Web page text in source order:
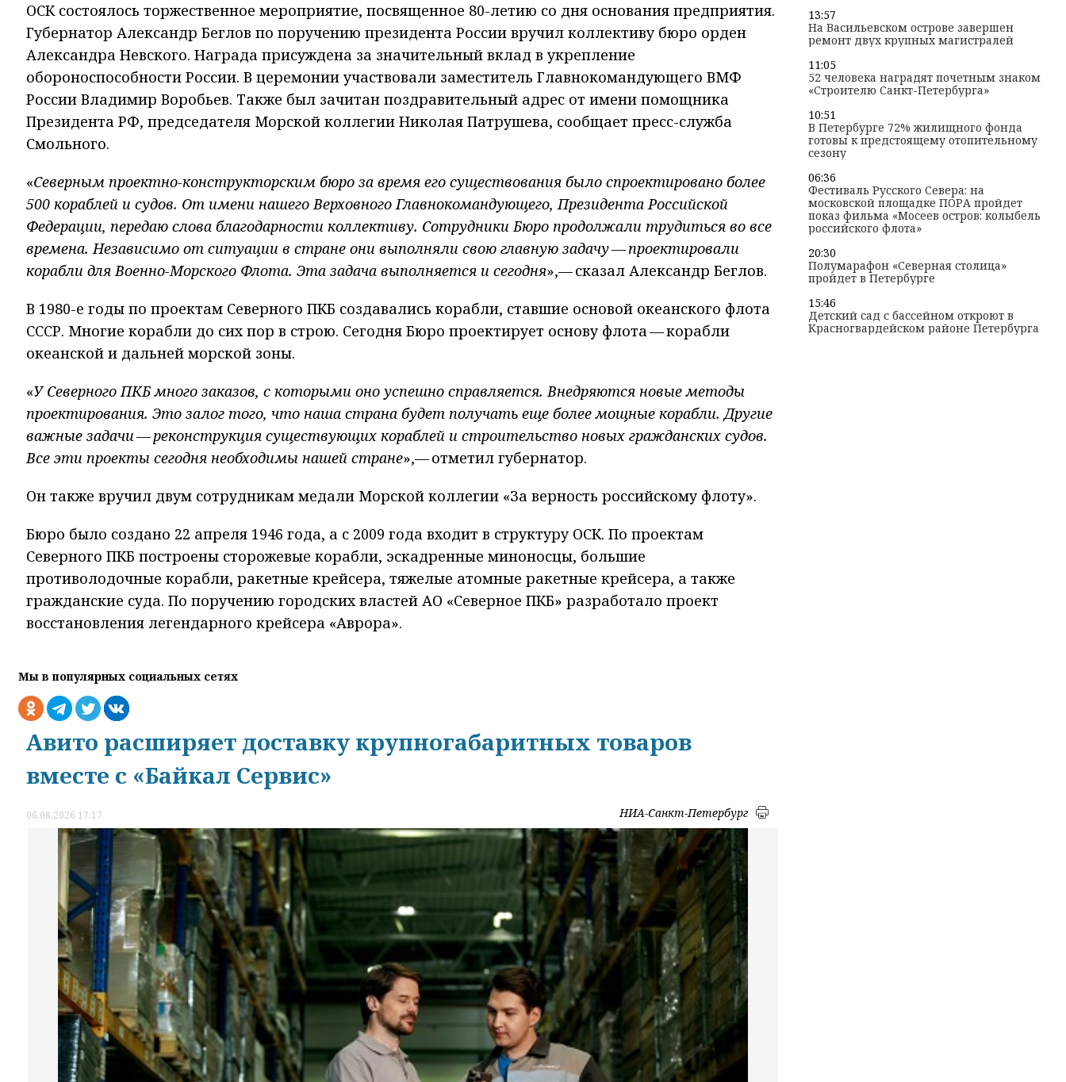
ОСК состоялось торжественное мероприятие, посвященное 80-летию со дня основания предприятия.
Губернатор Александр Беглов по поручению президента России вручил коллективу бюро орден
Александра Невского. Награда присуждена за значительный вклад в укрепление
обороноспособности России. В церемонии участвовали заместитель Главнокомандующего ВМФ
России Владимир Воробьев. Также был зачитан поздравительный адрес от имени помощника
Президента РФ, председателя Морской коллегии Николая Патрушева, сообщает пресс-служба
Смольного.
«Северным проектно-конструкторским бюро за время его существования было спроектировано более
500 кораблей и судов. От имени нашего Верховного Главнокомандующего, Президента Российской
Федерации, передаю слова благодарности коллективу. Сотрудники Бюро продолжали трудиться во все
времена. Независимо от ситуации в стране они выполняли свою главную задачу — проектировали
корабли для Военно-Морского Флота. Эта задача выполняется и сегодня»,— сказал Александр Беглов.
В 1980-е годы по проектам Северного ПКБ создавались корабли, ставшие основой океанского флота
СССР. Многие корабли до сих пор в строю. Сегодня Бюро проектирует основу флота — корабли
океанской и дальней морской зоны.
«У Северного ПКБ много заказов, с которыми оно успешно справляется. Внедряются новые методы
проектирования. Это залог того, что наша страна будет получать еще более мощные корабли. Другие
важные задачи — реконструкция существующих кораблей и строительство новых гражданских судов.
Все эти проекты сегодня необходимы нашей стране»,— отметил губернатор.
Он также вручил двум сотрудникам медали Морской коллегии «За верность российскому флоту».
Бюро было создано 22 апреля 1946 года, а с 2009 года входит в структуру ОСК. По проектам
Северного ПКБ построены сторожевые корабли, эскадренные миноносцы, большие
противолодочные корабли, ракетные крейсера, тяжелые атомные ракетные крейсера, а также
гражданские суда. По поручению городских властей АО «Северное ПКБ» разработало проект
восстановления легендарного крейсера «Аврора».
Мы в популярных социальных сетях
Авито расширяет доставку крупногабаритных товаров
вместе с «Байкал Сервис»
06.08.2026 17:17 НИА-Санкт-Петербург
13:57
На Васильевском острове завершен
ремонт двух крупных магистралей
11:05
52 человека наградят почетным знаком
«Строителю Санкт-Петербурга»
10:51
В Петербурге 72% жилищного фонда
готовы к предстоящему отопительному
сезону
06:36
Фестиваль Русского Севера: на
московской площадке ПОРА пройдет
показ фильма «Мосеев остров: колыбель
российского флота»
20:30
Полумарафон «Северная столица»
пройдет в Петербурге
15:46
Детский сад с бассейном откроют в
Красногвардейском районе Петербурга